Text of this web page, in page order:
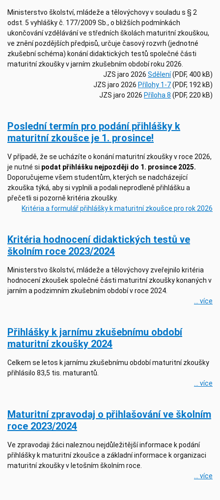
Ministerstvo školství, mládeže a tělovýchovy v souladu s § 2
odst. 5 vyhlášky č. 177/2009 Sb., o bližších podmínkách
ukončování vzdělávání ve středních školách maturitní zkouškou,
ve znění pozdějších předpisů, určuje časový rozvrh (jednotné
zkušební schéma) konání didaktických testů společné části
maturitní zkoušky v jarním zkušebním období roku 2026.
JZS jaro 2026 Sdělení(PDF, 400 kB)
JZS jaro 2026 Přílohy 1-7(PDF, 192 kB)
JZS jaro 2026 Příloha 8 (PDF, 220 kB)
Poslední termín pro podání přihlášky k
maturitní zkoušce je 1. prosince!
V případě, že se ucházíte o konání maturitní zkoušky v roce 2026,
je nutné si podat přihlášku nejpozději do 1. prosince 2025.
Doporučujeme všem studentům, kterých se nadcházející
zkouška týká, aby si vyplnili a podali neprodleně přihlášku a
přečetli si pozorně kritéria zkoušky.
Kritéria a formulář přihlášky k maturitní zkoušce pro rok 2026
Kritéria hodnocení didaktických testů ve
školním roce 2023/2024
Ministerstvo školství, mládeže a tělovýchovy zveřejnilo kritéria
hodnocení zkoušek společné části maturitní zkoušky konaných v
jarním a podzimním zkušebním období v roce 2024.
... více
Přihlášky k jarnímu zkušebnímu období
maturitní zkoušky 2024
Celkem se letos k jarnímu zkušebnímu období maturitní zkoušky
přihlásilo 83,5 tis. maturantů.
... více
Maturitní zpravodaj o přihlašování ve školním
roce 2023/2024
Ve zpravodaji žáci naleznou nejdůležitější informace k podání
přihlášky k maturitní zkoušce a základní informace k organizaci
maturitní zkoušky v letošním školním roce.
... více